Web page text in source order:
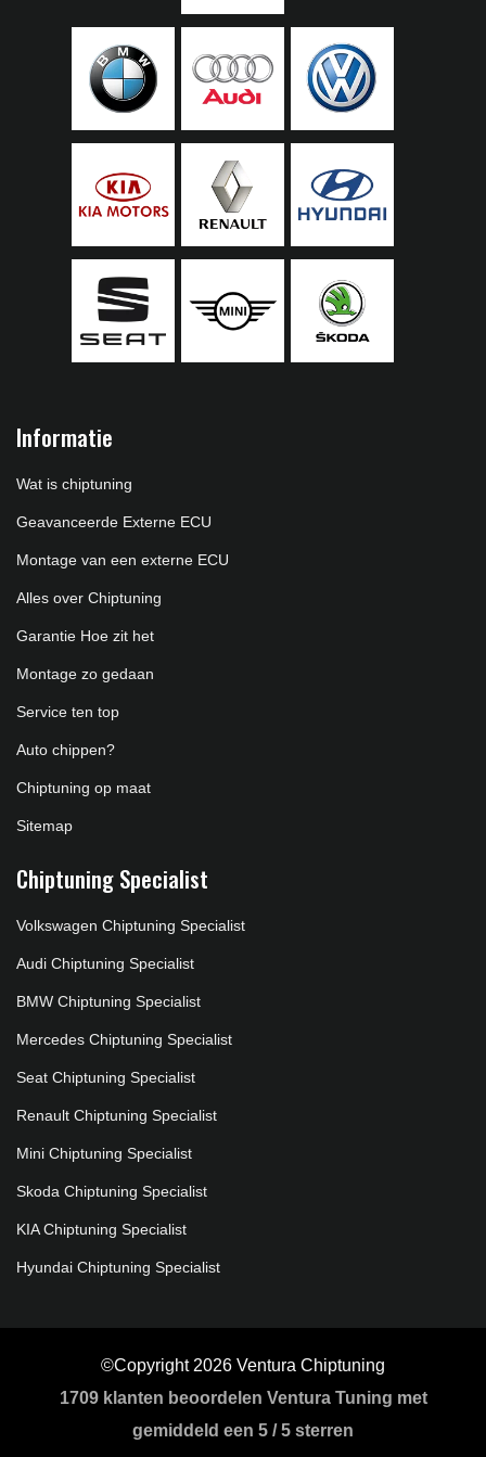
Informatie
Wat is chiptuning
Geavanceerde Externe ECU
Montage van een externe ECU
Alles over Chiptuning
Garantie Hoe zit het
Montage zo gedaan
Service ten top
Auto chippen?
Chiptuning op maat
Sitemap
Chiptuning Specialist
Volkswagen Chiptuning Specialist
Audi Chiptuning Specialist
BMW Chiptuning Specialist
Mercedes Chiptuning Specialist
Seat Chiptuning Specialist
Renault Chiptuning Specialist
Mini Chiptuning Specialist
Skoda Chiptuning Specialist
KIA Chiptuning Specialist
Hyundai Chiptuning Specialist
©Copyright 2026 Ventura Chiptuning
1709klanten beoordelen Ventura Tuning met
gemiddeld een 5 /5 sterren